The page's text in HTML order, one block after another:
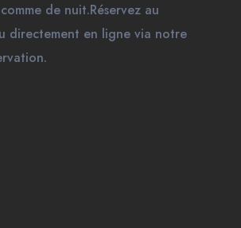
de nuit.Réservez au
directement en ligne via notre